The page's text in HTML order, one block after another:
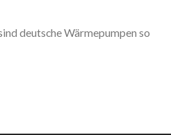
deutsche Wärmepumpen so